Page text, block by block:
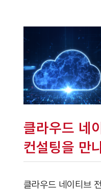
클라우드 네
컨설팅을 만
클라우드 네이티브